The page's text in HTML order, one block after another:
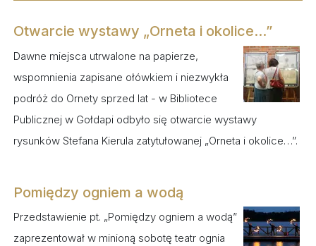
Otwarcie wystawy „Orneta i okolice...”
Dawne miejsca utrwalone na papierze,
wspomnienia zapisane ołówkiem i niezwykła
podróż do Ornety sprzed lat - w Bibliotece
Publicznej w Gołdapi odbyło się otwarcie wystawy
rysunków Stefana Kierula zatytułowanej „Orneta i okolice…”.
Pomiędzy ogniem a wodą
Przedstawienie pt. „Pomiędzy ogniem a wodą”
zaprezentował w minioną sobotę teatr ognia